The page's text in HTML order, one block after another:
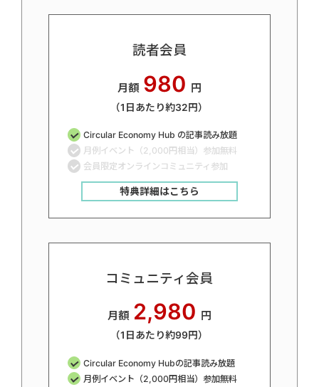
読者会員
月額 980 円
（1日あたり約32円）
Circular Economy Hub の記事読み放題
月例イベント（2,000円相当）参加無料
会員限定オンラインコミュニティ参加
特典詳細はこちら
コミュニティ会員
月額 2,980 円
（1日あたり約99円）
Circular Economy Hubの記事読み放題
月例イベント（2,000円相当）参加無料